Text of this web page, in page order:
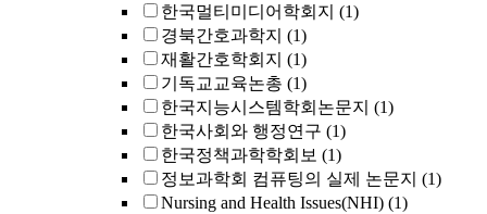
한국멀티미디어학회지 (1)
경북간호과학지 (1)
재활간호학회지 (1)
기독교교육논총 (1)
한국지능시스템학회논문지 (1)
한국사회와 행정연구 (1)
한국정책과학학회보 (1)
정보과학회 컴퓨팅의 실제 논문지 (1)
Nursing and Health Issues(NHI) (1)